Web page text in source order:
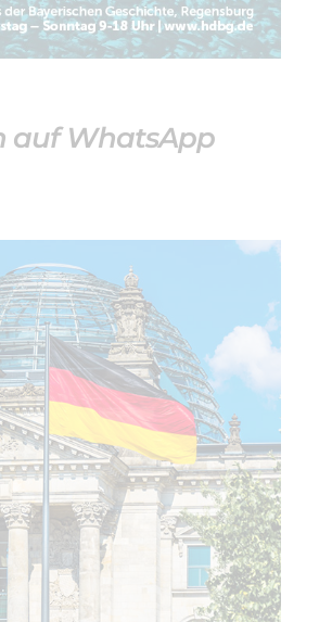
auf WhatsApp